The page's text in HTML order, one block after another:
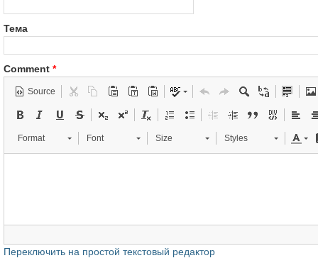
Тема
Comment *
Source
Format Font Size Styles
Переключить на простой текстовый редактор